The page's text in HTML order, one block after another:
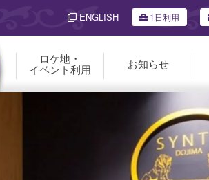
ENGLISH 1日利用
ロケ地・
イベント利用 お知らせ